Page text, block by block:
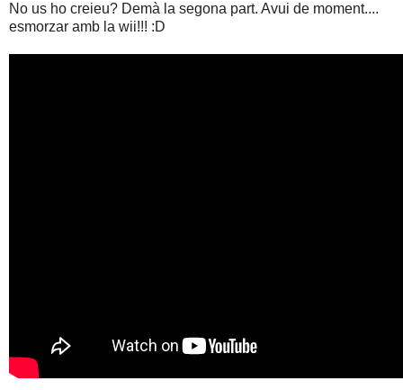
No us ho creieu? Demà la segona part. Avui de moment....
esmorzar amb la wii!!! :D